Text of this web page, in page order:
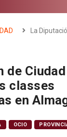
La
de
classes
en
OCIO